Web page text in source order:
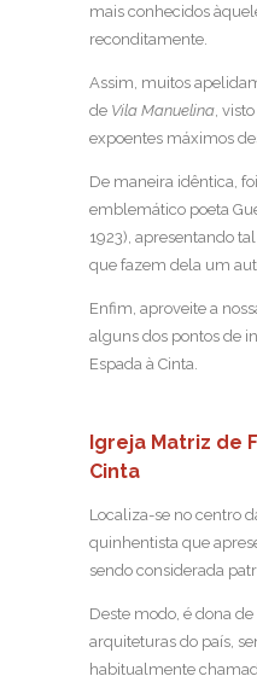
mais conhecidos
reconditamente.
Assim, muitos
de Vila Manuelina ,
expoentes máximos
De maneira idêntica,
emblemático poeta
1923), apresentando
que fazem dela um
Enfim, aproveite a
alguns dos pontos de
Espada à Cinta.
Igreja Matriz de
Cinta
Localiza-se no centro
quinhentista que
sendo considerada
Deste modo, é dona
arquiteturas do país,
habitualmente